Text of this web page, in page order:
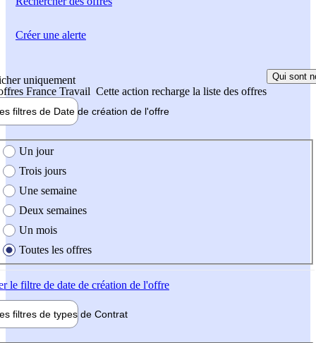
uniquement
France Travail Cette action recharge la liste des offres
Qui sont
filtres de Date de création de l'offre
création de l'offre
Un jour
Trois jours
Une semaine
Deux semaines
Un mois
Toutes les offres
le filtre de date de création de l'offre
filtres de types de Contrat
Créer une alerte